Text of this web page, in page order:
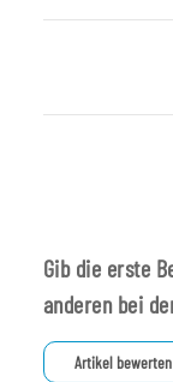
Gib die erste
anderen bei
Artikel bewerten